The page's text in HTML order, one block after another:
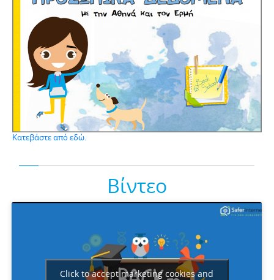
Κατεβάστε από εδώ.
Βίντεο
Click to accept marketing cookies and